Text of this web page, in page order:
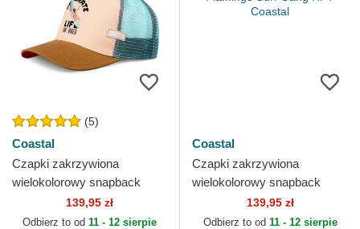
(5)
Coastal
Czapki zakrzywiona
wielokolorowy snapback
Celebrate Naked HFT
Coastal
139,95 zł
Odbierz to od 11 - 12 sierpie
Coastal
Czapki zakrzywiona
wielokolorowy snapback
Filthy Flamingo Surf Gang
HFT Coastal
139,95 zł
Odbierz to od 11 - 12 sierpie